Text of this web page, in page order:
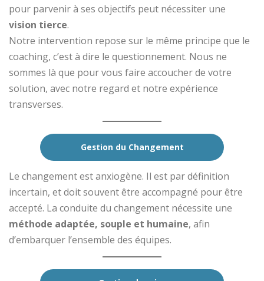
pour parvenir à ses objectifs peut nécessiter une
vision tierce.
Notre intervention repose sur le même principe que le
coaching, c’est à dire le questionnement. Nous ne
sommes là que pour vous faire accoucher de votre
solution, avec notre regard et notre expérience
transverses.
Gestion du Changement
Le changement est anxiogène. Il est par définition
incertain, et doit souvent être accompagné pour être
accepté. La conduite du changement nécessite une
méthode adaptée, souple et humaine, afin
d’embarquer l’ensemble des équipes.